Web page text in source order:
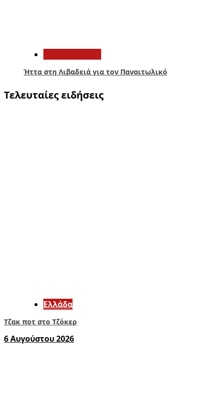
Ήττα στη Λιβαδειά για τον Παναιτωλικό
Τελευταίες ειδήσεις
Ελλάδα
Τζακ ποτ στο Τζόκερ
6 Αυγούστου 2026